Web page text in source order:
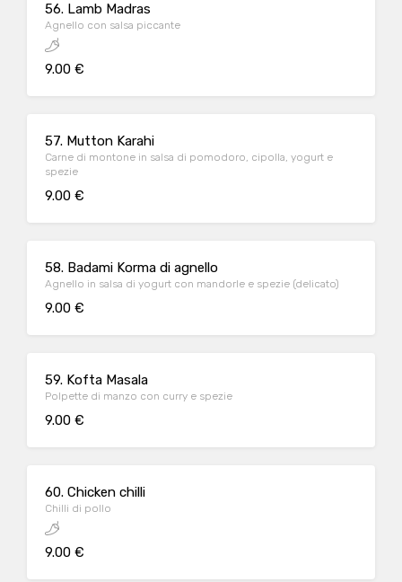
56. Lamb Madras
Agnello con salsa piccante
9.00 €
57. Mutton Karahi
Carne di montone in salsa di pomodoro, cipolla, yogurt e
spezie
9.00 €
58. Badami Korma di agnello
Agnello in salsa di yogurt con mandorle e spezie (delicato)
9.00 €
59. Kofta Masala
Polpette di manzo con curry e spezie
9.00 €
60. Chicken chilli
Chilli di pollo
9.00 €